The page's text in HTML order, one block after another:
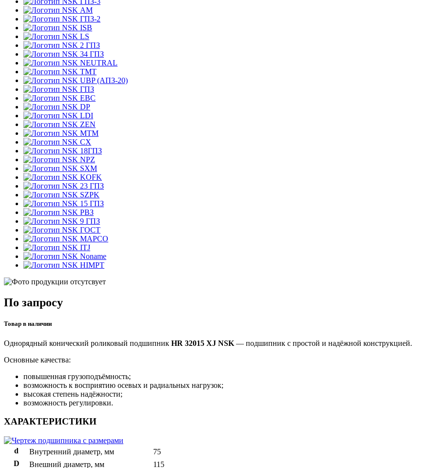
АМ
ГПЗ-2
ISB
LS
2 ГПЗ
34 ГПЗ
NEUTRAL
TMT
UBP (АПЗ-20)
ГПЗ
EBC
DP
LDI
ZEN
MTM
CX
18ГПЗ
NPZ
SXM
KOFK
23 ГПЗ
SZPK
15 ГПЗ
РВЗ
9 ГПЗ
ГОСТ
MAPCO
ITJ
Noname
HIMPT
По запросу
Товар в наличии
Однорядный конический роликовый подшипник HR 32015 XJ NSK — подшипник с простой и надёжной конструкцией.
Основные качества:
повышенная грузоподъёмность;
возможность к восприятию осевых и радиальных нагрузок;
высокая степень надёжности;
возможность регулировки.
ХАРАКТЕРИСТИКИ
d Внутренний диаметр, мм
75
D
Внешний диаметр, мм 115